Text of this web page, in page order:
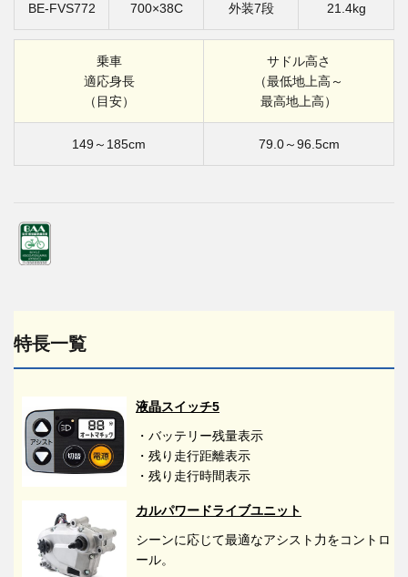
BE-FVS772 700×38C 外装7段 21.4kg
乗車
適応身長
（目安）
サドル高さ
（最低地上高～
最高地上高）
149～185cm 79.0～96.5cm
特長一覧
液晶スイッチ5
・バッテリー残量表示
・残り走行距離表示
・残り走行時間表示
カルパワードライブユニット
シーンに応じて最適なアシスト力をコントロ
ール。